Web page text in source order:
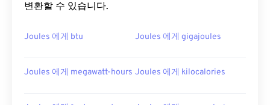
변환할 수 있습니다.
Joules 에게 btu Joules 에게 gigajoules
Joules 에게 megawatt-hours Joules 에게 kilocalories